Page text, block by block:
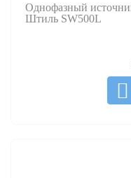
Однофазный
Штиль SW500L